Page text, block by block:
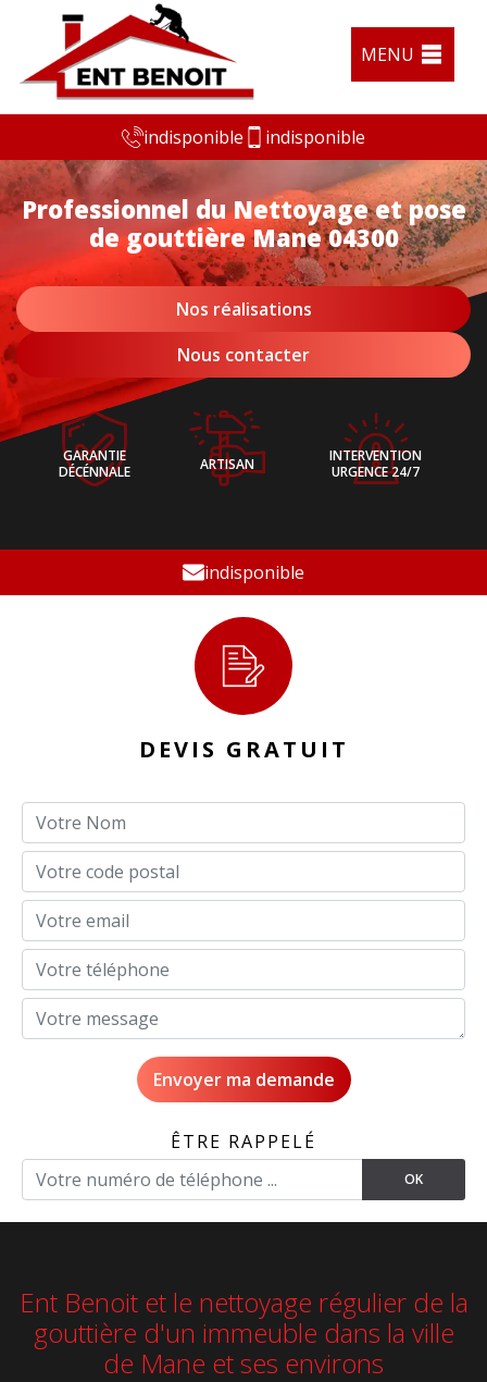
MENU
indisponible indisponible
Professionnel du Nettoyage et pose
de gouttière Mane 04300
Nos réalisations
Nous contacter
GARANTIE
DÉCÉNNALE
ARTISAN
INTERVENTION
URGENCE 24/7
indisponible
DEVIS GRATUIT
ÊTRE RAPPELÉ
Ent Benoit et le nettoyage régulier de la
gouttière d'un immeuble dans la ville
de Mane et ses environs